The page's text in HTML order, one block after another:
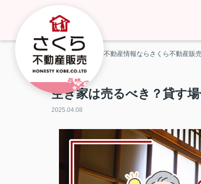
神戸市・明石市の不動産情報ならさくら不動産販売
空き家は売るべき？貸す
2025.04.08